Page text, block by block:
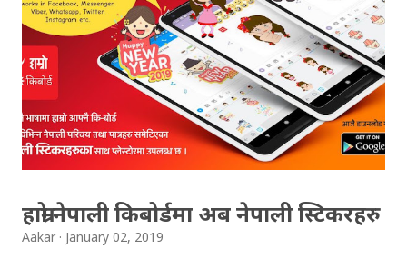
Language Options; Go to Language Options & tick on
check box (install files..... Thai, instal....east
Asian...languages): Click apply-it might ask for
windows CD: Insert CD or you can directly copy
"i386" files too; And install all: then you have done;
Click for details; Then click add a tab; A new popup
"Nepali unicode (romanized)" in second box; Click
"ok"; You have successfully installed it; P...
हाम्रो नेपाली किबोर्डमा अब नेपाली स्टिकरहरु
Aakar January 02, 2019